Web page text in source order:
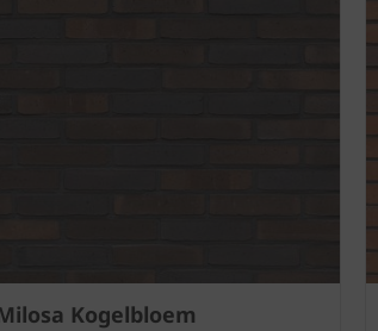
Kogelbloem